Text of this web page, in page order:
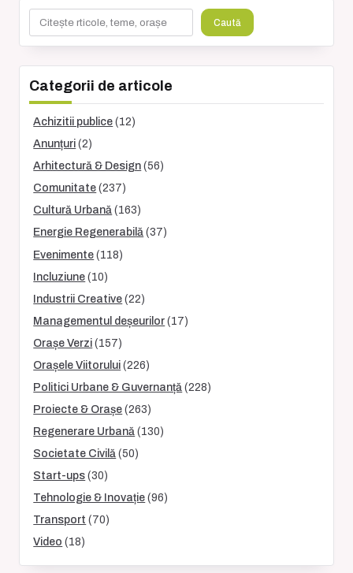
Caută
Categorii de articole
Achizitii publice (12)
Anunțuri (2)
Arhitectură & Design (56)
Comunitate (237)
Cultură Urbană (163)
Energie Regenerabilă (37)
Evenimente (118)
Incluziune (10)
Industrii Creative (22)
Managementul deșeurilor (17)
Orașe Verzi (157)
Orașele Viitorului (226)
Politici Urbane & Guvernanță (228)
Proiecte & Orașe (263)
Regenerare Urbană (130)
Societate Civilă (50)
Start-ups (30)
Tehnologie & Inovație (96)
Transport (70)
Video (18)